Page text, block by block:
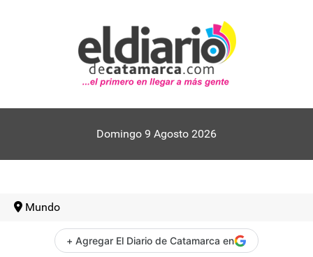
Domingo 9 Agosto 2026
Mundo
+ Agregar El Diario de Catamarca en